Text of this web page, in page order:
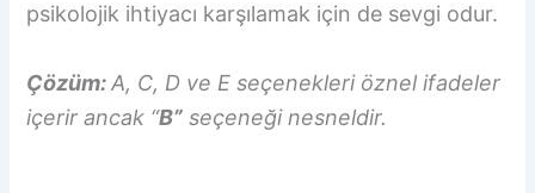
psikolojik ihtiyacı karşılamak için de sevgi odur.
Çözüm:A, C, D ve E seçenekleri öznel ifadeler
içerir ancak “B” seçeneği nesneldir.